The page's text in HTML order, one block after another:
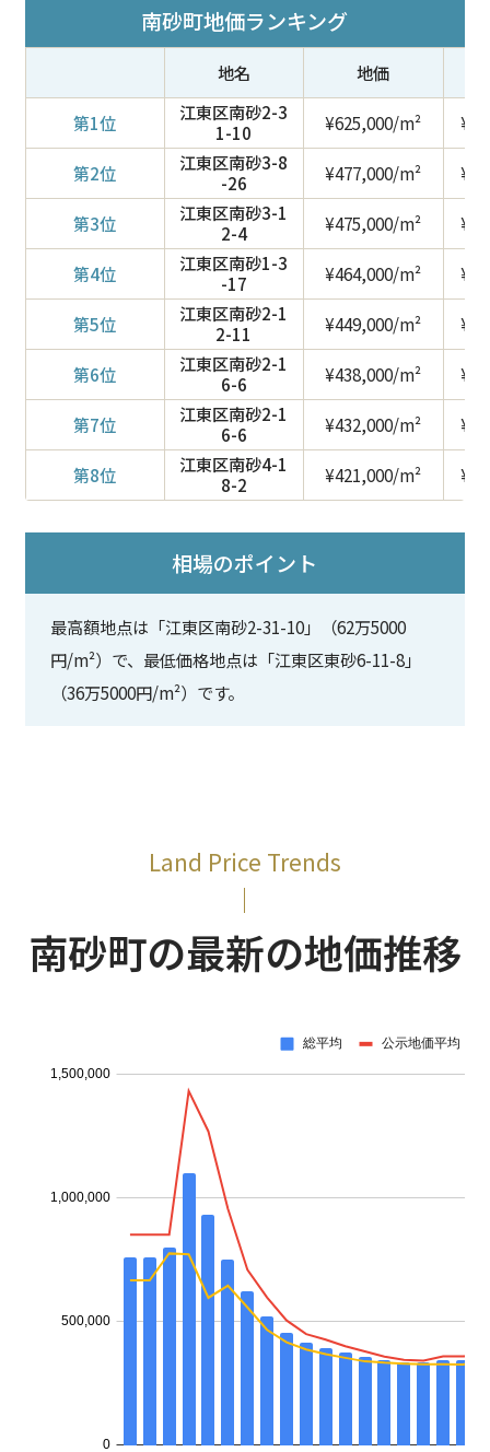
南砂町地価ランキング
地名 地価
第1位
江東区南砂2-3
1-10
¥625,000/m²
第2位
江東区南砂3-8
-26
¥477,000/m²
第3位
江東区南砂3-1
2-4
¥475,000/m²
第4位
江東区南砂1-3
-17
¥464,000/m²
第5位
江東区南砂2-1
2-11
¥449,000/m²
第6位
江東区南砂2-1
6-6
¥438,000/m²
第7位
江東区南砂2-1
6-6
¥432,000/m²
第8位
江東区南砂4-1
8-2
¥421,000/m²
相場のポイント
最高額地点は「江東区南砂2-31-10」（62万5000
円/m²）で、最低価格地点は「江東区東砂6-11-8」
（36万5000円/m²）です。
Land Price Trends
南砂町の最新の地価推移